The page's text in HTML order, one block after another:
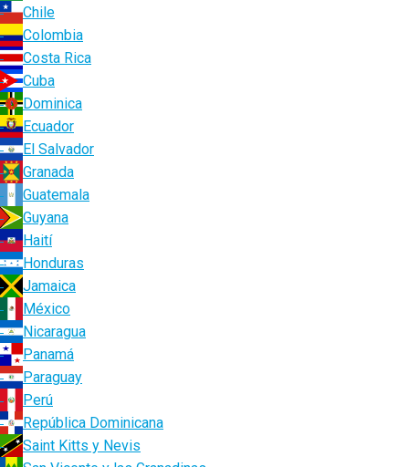
Chile
Colombia
Costa Rica
Cuba
Dominica
Ecuador
El Salvador
Granada
Guatemala
Guyana
Haití
Honduras
Jamaica
México
Nicaragua
Panamá
Paraguay
Perú
República Dominicana
Saint Kitts y Nevis